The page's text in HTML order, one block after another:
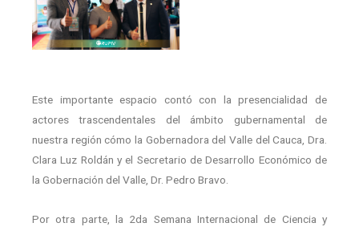
Este importante espacio contó con la presencialidad de
actores trascendentales del ámbito gubernamental de
nuestra región cómo la Gobernadora del Valle del Cauca, Dra.
Clara Luz Roldán y el Secretario de Desarrollo Económico de
la Gobernación del Valle, Dr. Pedro Bravo.
Por otra parte, la 2da Semana Internacional de Ciencia y